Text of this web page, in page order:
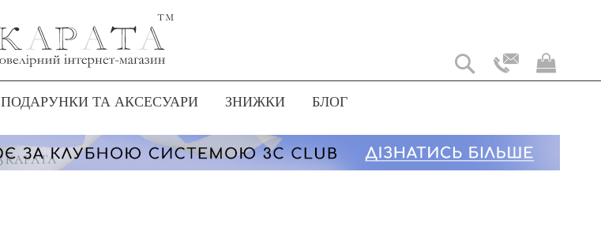
Мій
ПОДАРУНКИ ТА АКСЕСУАРИ ЗНИЖКИ БЛОГ